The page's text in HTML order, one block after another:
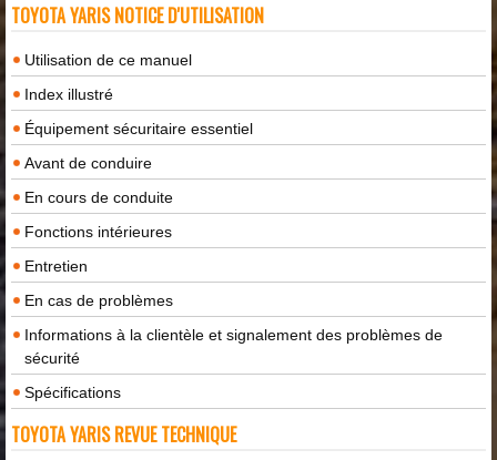
TOYOTA YARIS NOTICE D'UTILISATION
Utilisation de ce manuel
Index illustré
Équipement sécuritaire essentiel
Avant de conduire
En cours de conduite
Fonctions intérieures
Entretien
En cas de problèmes
Informations à la clientèle et signalement des problèmes de
sécurité
Spécifications
TOYOTA YARIS REVUE TECHNIQUE